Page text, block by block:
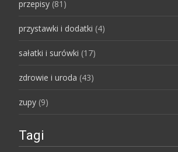
przepisy (81)
przystawki i dodatki (4)
sałatki i surówki (17)
zdrowie i uroda (43)
zupy (9)
Tagi